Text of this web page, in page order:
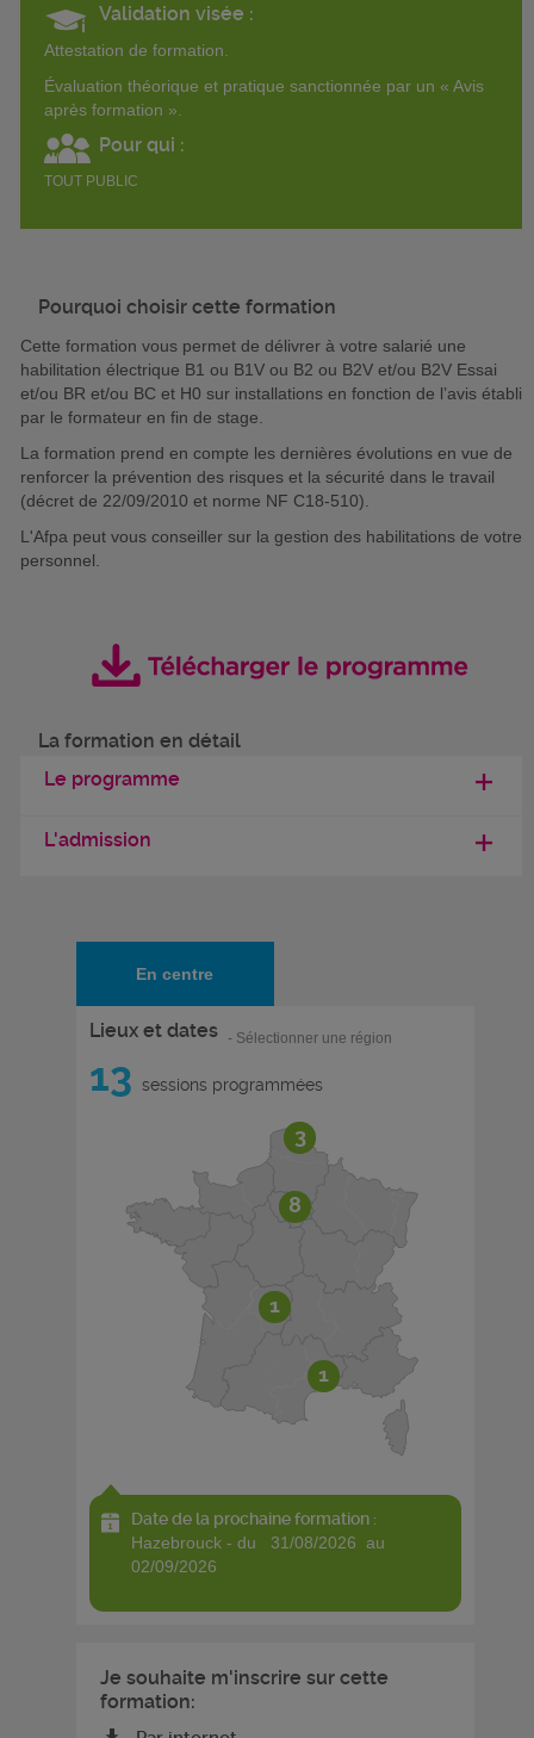
Validation visée :
Attestation de formation.
Évaluation théorique et pratique sanctionnée par un « Avis
après formation ».
Pour qui :
TOUT PUBLIC
Pourquoi choisir cette formation
Cette formation vous permet de délivrer à votre salarié une
habilitation électrique B1 ou B1V ou B2 ou B2V et/ou B2V Essai
et/ou BR et/ou BC et H0 sur installations en fonction de l’avis établi
par le formateur en fin de stage.
La formation prend en compte les dernières évolutions en vue de
renforcer la prévention des risques et la sécurité dans le travail
(décret de 22/09/2010 et norme NF C18-510).
L'Afpa peut vous conseiller sur la gestion des habilitations de votre
personnel.
La formation en détail
Le programme
L'admission
En centre
Lieux et dates - Sélectionner une région
13 sessions programmées
8
1
1
3
Date de la prochaine formation :
hazebrouck - du 31/08/2026 au
02/09/2026
Je souhaite m'inscrire sur cette
formation: